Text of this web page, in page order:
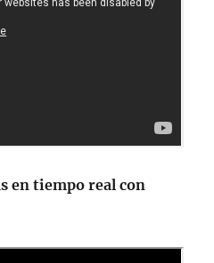
en tiempo real con